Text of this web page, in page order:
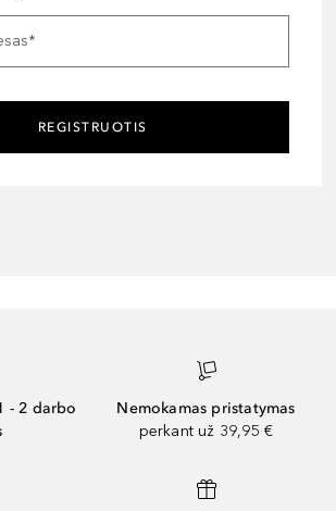
*
REGISTRUOTIS
- 2 darbo
Nemokamas pristatymas
perkant už 39,95 €